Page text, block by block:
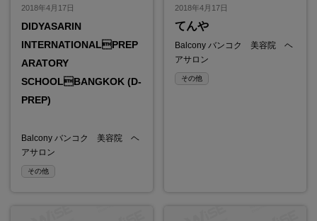
2018年4月17日
DIDYASARIN
INTERNATIONALPREP
ARATORY
SCHOOLBANGKOK (D-
PREP)
Balcony バンコク 美容院 ヘ
アサロン
その他
2018年4月17日
てんや
Balcony バンコク 美容院 ヘ
アサロン
その他